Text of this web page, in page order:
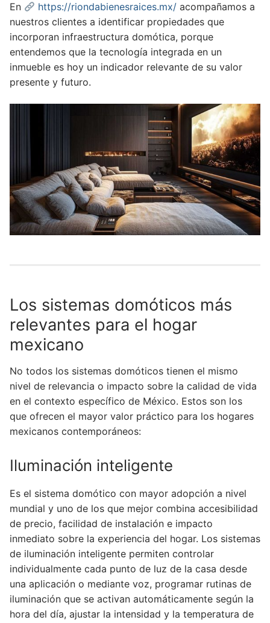
En https://riondabienesraices.mx/ acompañamos a
nuestros clientes a identificar propiedades que
incorporan infraestructura domótica, porque
entendemos que la tecnología integrada en un
inmueble es hoy un indicador relevante de su valor
presente y futuro.
Los sistemas domóticos más
relevantes para el hogar
mexicano
No todos los sistemas domóticos tienen el mismo
nivel de relevancia o impacto sobre la calidad de vida
en el contexto específico de México. Estos son los
que ofrecen el mayor valor práctico para los hogares
mexicanos contemporáneos:
Iluminación inteligente
Es el sistema domótico con mayor adopción a nivel
mundial y uno de los que mejor combina accesibilidad
de precio, facilidad de instalación e impacto
inmediato sobre la experiencia del hogar. Los sistemas
de iluminación inteligente permiten controlar
individualmente cada punto de luz de la casa desde
una aplicación o mediante voz, programar rutinas de
iluminación que se activan automáticamente según la
hora del día, ajustar la intensidad y la temperatura de